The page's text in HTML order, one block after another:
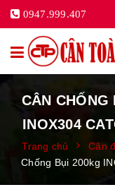
0947.999.407
CÂN CHỐNG
INOX304
Trang chủ Cân
Chống Bụi 200kg